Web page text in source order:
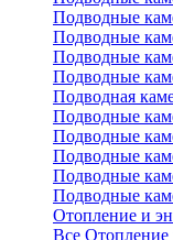
Подводные
Подводные
Подводные
Подводные
Подводная
Подводные
Подводные
Подводные
Подводные
Подводные
Отопление и
Все Отопление